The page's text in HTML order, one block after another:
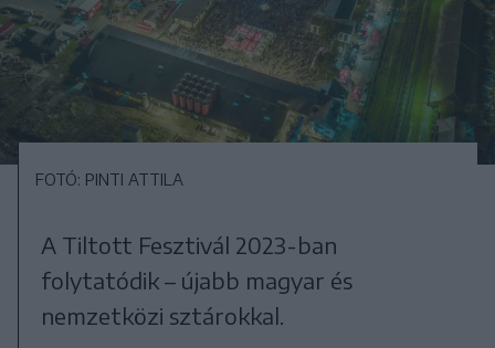
FOTÓ: PINTI ATTILA
A Tiltott Fesztivál 2023-ban
folytatódik – újabb magyar és
nemzetközi sztárokkal.